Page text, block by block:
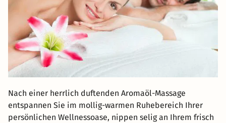
Nach einer herrlich duftenden Aromaöl-Massage
entspannen Sie im mollig-warmen Ruhebereich Ihrer
persönlichen Wellnessoase, nippen selig an Ihrem frisch